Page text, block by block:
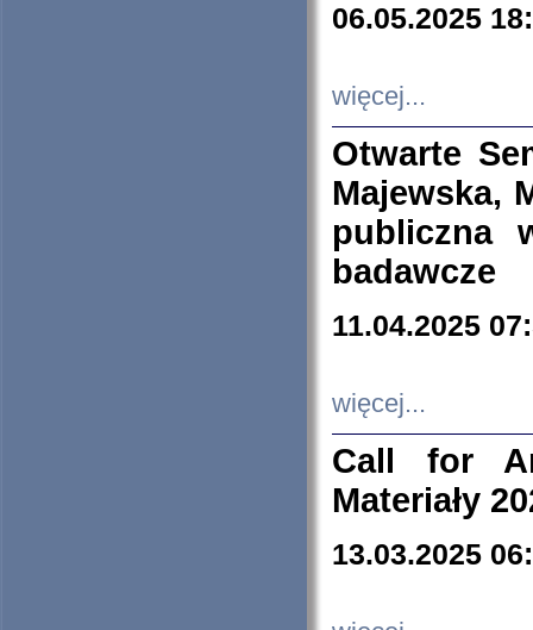
06.05.2025
więcej...
Otwarte
Majewska,
publiczna
badawcze
11.04.2025
więcej...
Call for
Materiały
13.03.2025